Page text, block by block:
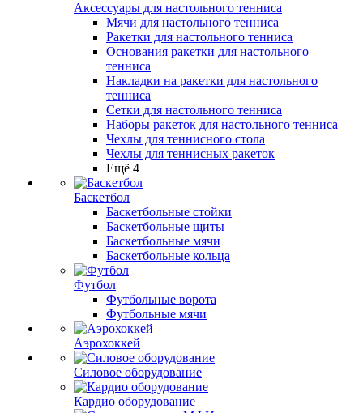
Аксессуары для настольного тенниса
Мячи для настольного тенниса
Ракетки для настольного тенниса
Основания ракетки для настольного
тенниса
Накладки на ракетки для настольного
тенниса
Сетки для настольного тенниса
Наборы ракеток для настольного тенниса
Чехлы для теннисного стола
Чехлы для теннисных ракеток
Ещё 4
Баскетбол
Баскетбольные стойки
Баскетбольные щиты
Баскетбольные мячи
Баскетбольные кольца
Футбол
Футбольные ворота
Футбольные мячи
Аэрохоккей
Силовое оборудование
Кардио оборудование